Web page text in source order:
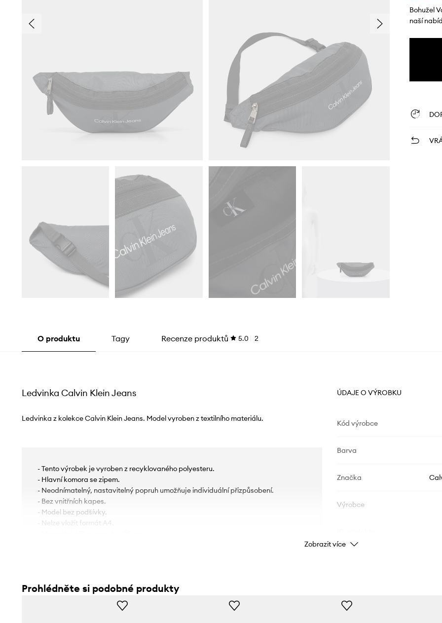
Bohužel
naší
O produktu Tagy Recenze produktů 5.0 2
Ledvinka Calvin Klein Jeans
Ledvinka z kolekce Calvin Klein Jeans. Model vyroben z textilního materiálu.
- Tento výrobek je vyroben z recyklovaného polyesteru.
- Hlavní komora se zipem.
- Neodnímatelný, nastavitelný popruh umožňuje individuální přizpůsobení.
- Bez vnitřních kapes.
- Model bez podšívky.
- Nelze vložit formát A4.
ÚDAJE O VÝROBKU
Kód výrobce
Barva
Značka
Výrobce
Zobrazit více
Prohlédněte si podobné produkty